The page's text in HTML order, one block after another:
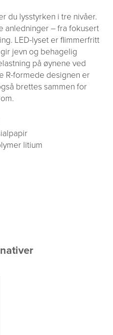
du lysstyrken i tre nivåer.
anledninger – fra fokusert
LED-lyset er flimmerfritt
jevn og behagelig
på øynene ved
R-formede designen er
brettes sammen for
litium